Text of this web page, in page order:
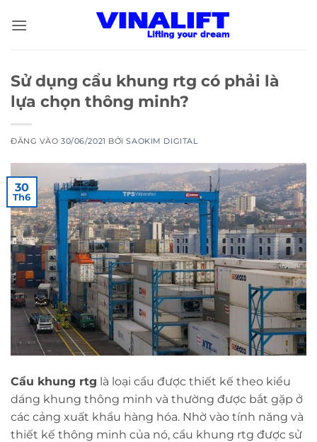
qua
Sử dụng cẩu khung rtg có phải là
lựa chọn thông minh?
ĐĂNG VÀO30/06/2021 BỞISAOKIM DIGITAL
30
Th6
Cẩu khung rtg là loại cẩu được thiết kế theo kiểu
dáng khung thông minh và thường được bắt gặp ở
các cảng xuất khẩu hàng hóa. Nhờ vào tính năng và
thiết kế thông minh của nó, cẩu khung rtg được sử